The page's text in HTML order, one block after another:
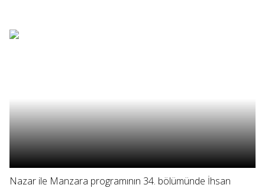
Nazar ile Manzara programının 34. bölümünde İhsan